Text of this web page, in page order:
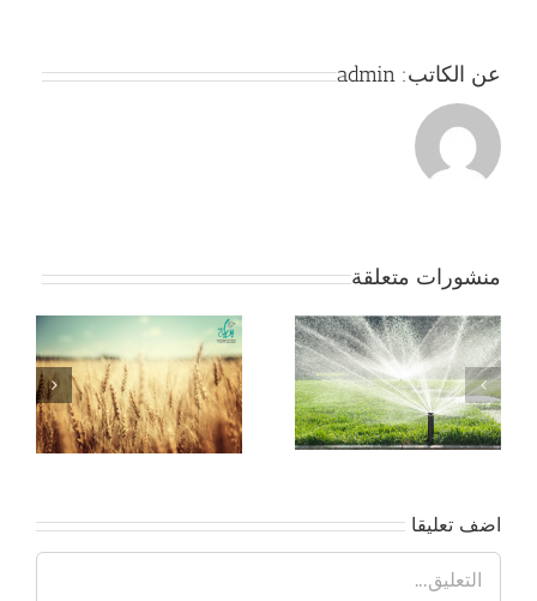
عن الكاتب: admin
منشورات متعلقة
جمعية بداية -مقومات
التنمية للاستثمار
الزراعي بالوادى الجديد
اضف تعليقا
تعليق